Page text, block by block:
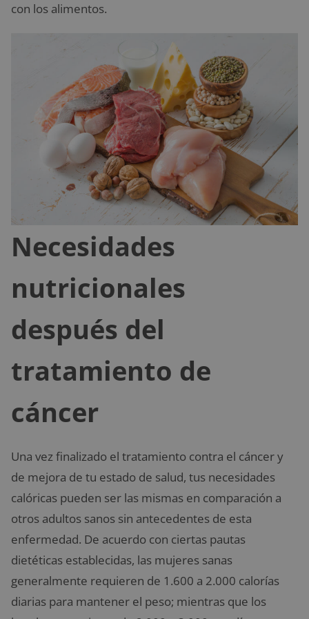
con los alimentos.
Necesidades
nutricionales
después del
tratamiento de
cáncer
Una vez finalizado el tratamiento contra el cáncer y
de mejora de tu estado de salud, tus necesidades
calóricas pueden ser las mismas en comparación a
otros adultos sanos sin antecedentes de esta
enfermedad. De acuerdo con ciertas pautas
dietéticas establecidas, las mujeres sanas
generalmente requieren de 1.600 a 2.000 calorías
diarias para mantener el peso; mientras que los